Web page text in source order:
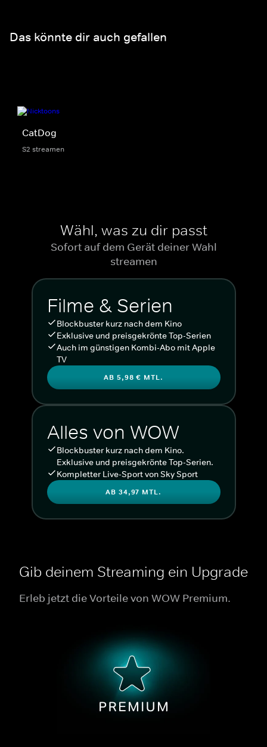
Das könnte dir auch gefallen
CatDog
S2 streamen
Wähl, was zu dir passt
Sofort auf dem Gerät deiner Wahl
streamen
Filme & Serien
Blockbuster kurz nach dem Kino
Exklusive und preisgekrönte Top-Serien
Auch im günstigen Kombi-Abo mit Apple
TV
AB 5,98 € MTL.
Alles von WOW
Blockbuster kurz nach dem Kino.
Exklusive und preisgekrönte Top-Serien.
Kompletter Live-Sport von Sky Sport
AB 34,97 MTL.
Gib deinem Streaming ein Upgrade
Erleb jetzt die Vorteile von WOW Premium.